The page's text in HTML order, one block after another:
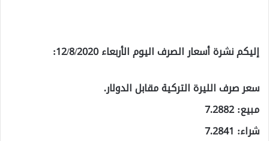
إليكم نشرة أسعار الصرف اليوم الأربعاء 12/8/2020:
سعر صرف الليرة التركية مقابل الدولار.
مبيع: 7.2882
شراء: 7.2841